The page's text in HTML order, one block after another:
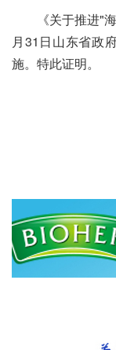
《关于推进"
月31日山东省政
施。特此证明。